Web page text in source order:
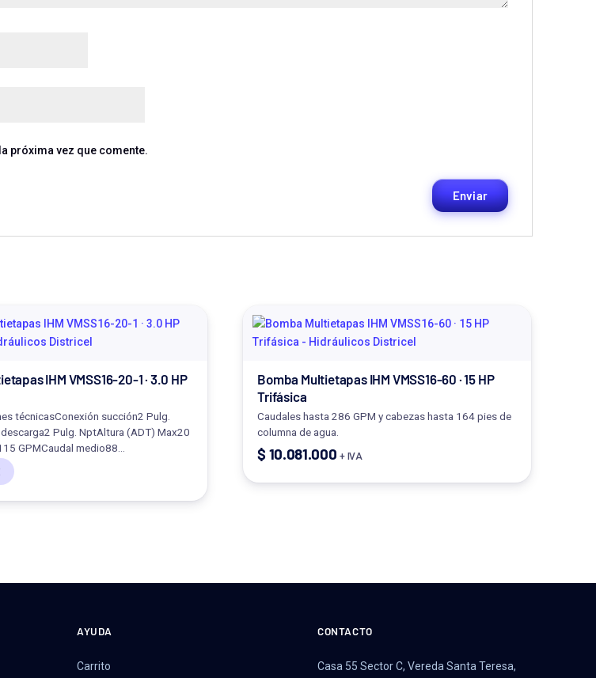
próxima vez que comente.
IHM VMSS16-20-1 · 3.0 HP
técnicasConexión succión2 Pulg.
Pulg. NptAltura (ADT) Max20
GPMCaudal medio88…
Bomba Multietapas IHM VMSS16-60 · 15 HP
Trifásica
Caudales hasta 286 GPM y cabezas hasta 164 pies de
columna de agua.
$ 10.081.000 + IVA
AYUDA
Carrito
CONTACTO
Casa 55 Sector C, Vereda Santa Teresa,